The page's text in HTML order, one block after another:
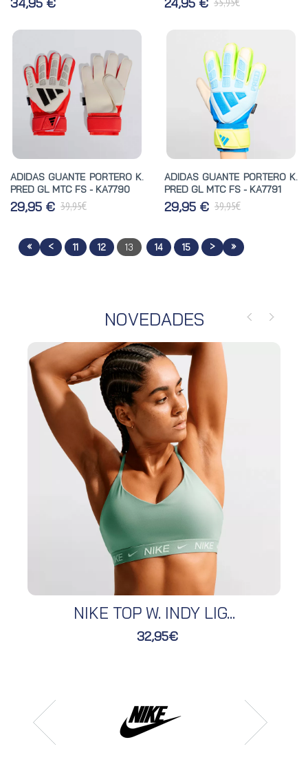
ADIDAS GUANTE PORTERO K.
PRED GL MTC FS - KA7790
29,95 € 39,95€
ADIDAS GUANTE PORTERO K.
PRED GL MTC FS - KA7791
29,95 € 39,95€
« < 11 12 13 14 15 > »
NOVEDADES
NIKE TOP W. INDY LIG...
32,95€